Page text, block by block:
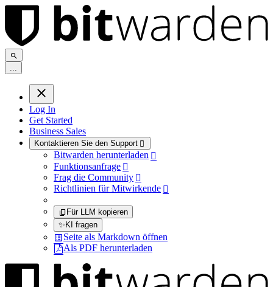
...
Log In
Get Started
Business Sales
Kontaktieren Sie den Support 
Bitwarden herunterladen 
Funktionsanfrage 
Frag die Community 
Richtlinien für Mitwirkende 
Für LLM kopieren
✨KI fragen
Seite als Markdown öffnen
Als PDF herunterladen